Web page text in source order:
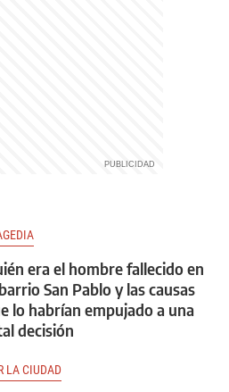
era el hombre fallecido en
San Pablo y las causas
lo habrían empujado a una
decisión
LA CIUDAD